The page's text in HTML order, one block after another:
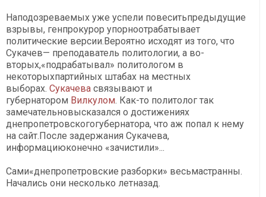
Наподозреваемых уже успели повеситьпредыдущие
взрывы, генпрокурор упорноотрабатывает
политические версии.Вероятно исходят из того, что
Сукачев— преподаватель политологии, а во-
вторых,«подрабатывал» политологом в
некоторыхпартийных штабах на местных
выборах. Сукачева связывают и
губернатором Вилкулом. Как-то политолог так
замечательновысказался о достижениях
днепропетровскогогубернатора, что аж попал к нему
на сайт.После задержания Сукачева,
информациюконечно «зачистили»...
Сами«днепропетровские разборки» весьмастранны.
Начались они несколько летназад.